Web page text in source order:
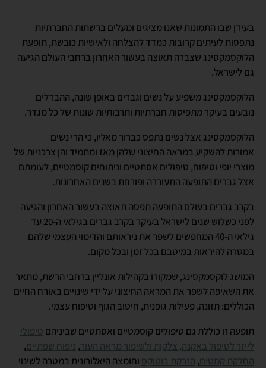
בעידן שבו התמונות שאנו מציגים ומעלים ברשתות החברתיות
נתפסות לעיתים קרובות כמדד להצלחה ולאישיות כובשת, תופעת
הלוקסמקסינג שצברה תאוצה בעשור האחרון ברחבי העולם הגיעה
גם לישראל.
הלוקסמקסינג משפיע על נשים וגברים באופן שונה, ההבדלים
נובעים בעיקר מתפיסות חברתיות ותרבותיות שונות של כל מגדר.
הלוקסמקסינג אצל נשים נתפס כברור מאליו, כי הרי נשים
אמורות להשקיע במראה החיצוני שלהן מאז ומתמיד והן צרכניות של
מוצרי יופי וטיפוח, טיפולים אסתטיים וניתוחים קוסמטיים, לעומתם
אצל גברים התופעה התעוררה ופורחת בשנים האחרונות.
בקרב גברים בעולם התופעה תפסה תאוצה בעשור האחרון והגיעה
לפני כשלוש שנים לישראל בעיקר בקרב גברים בגילאי ה-20 עד
גילאי ה-40 המחפשים לשפר את ניראותם והדימוי העצמי שלהם
במטרה להיראות במיטבם בכל זמן ובכל מקום.
המושג לוקסמקסינג, שמקורו בקהילות אונליין ברחבי הרשת, מתאר
את השאיפה לשפר את המראה החיצוני על ידי שינויים באורח החיים
הכוללים: תזונה, פעילות גופנית, חיטוב הגוף וטיפוח עצמי.
תופעה זו כוללת גם טיפולים קוסמטיים ואסתטיים שביניהם טיפולי
לייזר לטיפול באקנה, צלקות ולשיפור מראה העור , ניפוח שפתיים,
החלקת קמטים, הזרקת בוטוקס וחומצה היאלורונית במטרה לשינוי